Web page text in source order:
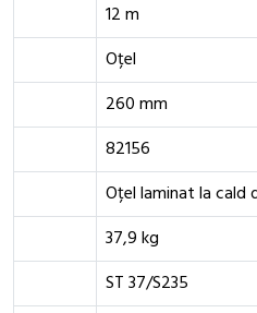
12 m
Oțel
260 mm
82156
Oțel laminat la cald
37,9 kg
ST 37/S235